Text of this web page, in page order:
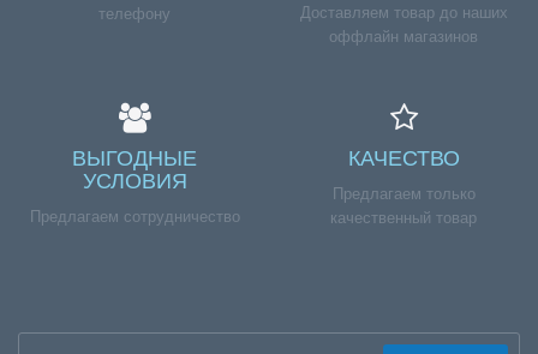
телефону
Доставляем товар до наших
оффлайн магазинов
ВЫГОДНЫЕ
УСЛОВИЯ
Предлагаем сотрудничество
КАЧЕСТВО
Предлагаем только
качественный товар